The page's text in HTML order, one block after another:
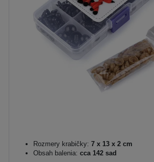
Rozmery krabičky: 7 x 13 x 2 cm
Obsah balenia: cca 142 sad